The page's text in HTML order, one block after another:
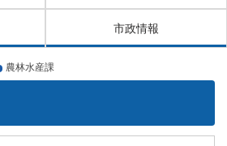
市政情報
農林水産課